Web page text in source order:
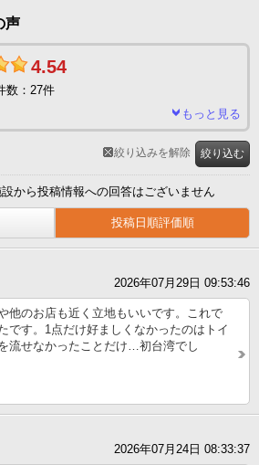
声
4.54
数：27件
もっと見る
から投稿情報への回答はございません
投稿日順評価順
絞り込む
絞り込みを解除
2026年07月29日 09:53:46
他のお店も近く立地もいいです。これで
です。1点だけ好ましくなかったのはトイ
流せなかったことだけ…初台湾でし
2026年07月24日 08:33:37